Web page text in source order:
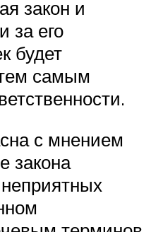
закон и
за его
будет
самым
с мнением
закона